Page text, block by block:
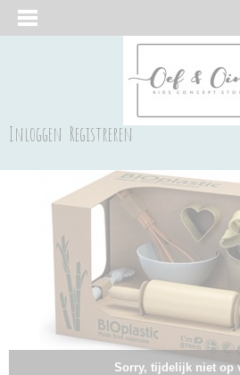
Inloggen Registreren
Sorry, tijdelijk niet op